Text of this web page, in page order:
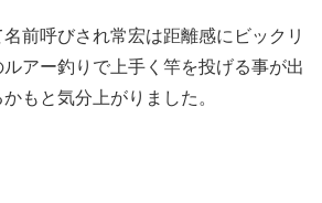
前呼びされ常宏は距離感にビックリ
アー釣りで上手く竿を投げる事が出
もと気分上がりました。